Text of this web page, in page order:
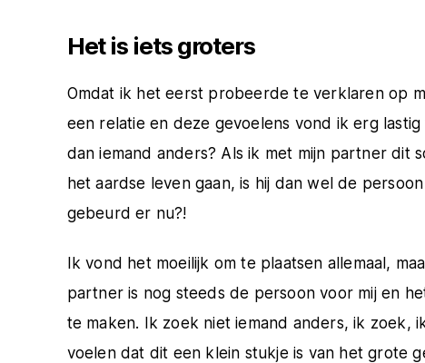
Het is iets groters
Omdat ik het eerst probeerde te verklaren op
een relatie en deze gevoelens vond ik erg
dan iemand anders? Als ik met mijn partner
het aardse leven gaan, is hij dan wel de
gebeurd er nu?!
Ik vond het moeilijk om te plaatsen allemaal,
partner is nog steeds de persoon voor mij en
te maken. Ik zoek niet iemand anders, ik zoek,
voelen dat dit een klein stukje is van het grote